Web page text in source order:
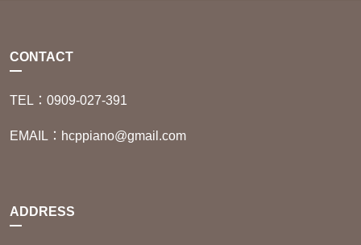
CONTACT
TEL：0909-027-391
EMAIL：hcppiano@gmail.com
ADDRESS